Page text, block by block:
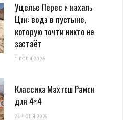
Ущелье Перес и нахаль
Цин: вода в пустыне,
которую почти никто не
застаёт
1 ИЮЛЯ 2026
Классика Махтеш Рамон
для 4×4
24 ИЮНЯ 2026